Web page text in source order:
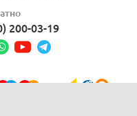
200-03-19